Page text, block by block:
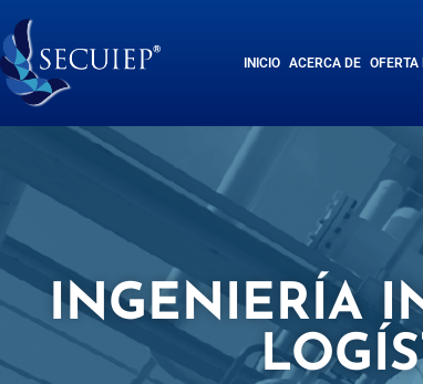
INICIO ACERCA DE OFERTA
INGENIERÍA